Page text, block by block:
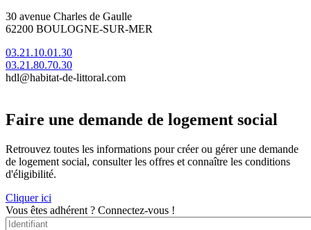
30 avenue Charles de Gaulle
62200 BOULOGNE-SUR-MER
03.21.10.01.30
03.21.80.70.30
hdl@habitat-de-littoral.com
Faire une demande de logement social
Retrouvez toutes les informations pour créer ou gérer une demande
de logement social, consulter les offres et connaître les conditions
d'éligibilité.
Cliquer ici
Vous êtes adhérent ? Connectez-vous !